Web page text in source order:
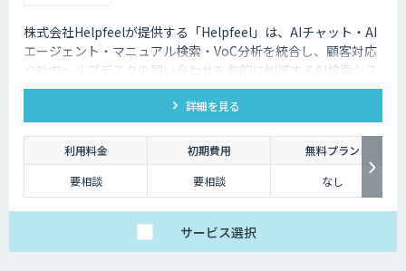
株式会社Helpfeelが提供する「Helpfeel」は、AIチャット・AI
エージェント・マニュアル検索・VoC分析を統合し、顧客対応
や社内ヘルプデスクの問い合わせを劇的に削減するAI検索シス
テムです。特許技術と手厚い伴走支援で、誰でも即座に答えを
詳細を見る
利用料金 初期費用
無料プラン
要相談
要相談 なし
サービス選択